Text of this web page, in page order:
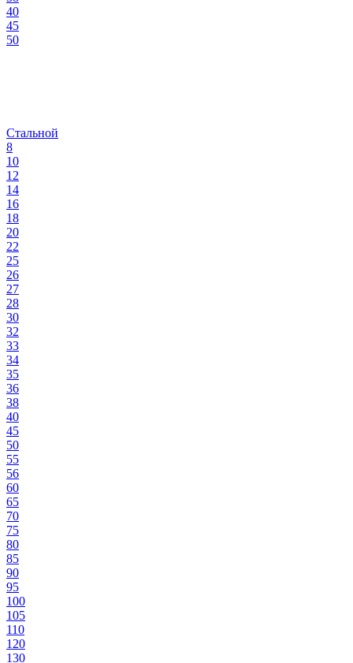
40
45
50
Стальной
8
10
12
14
16
18
20
22
25
26
27
28
30
32
33
34
35
36
38
40
45
50
55
56
60
65
70
75
80
85
90
95
100
105
110
120
130